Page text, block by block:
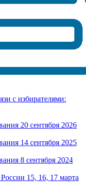
с избирателями:
20 сентября 2026
14 сентября 2025
8 сентября 2024
15, 16, 17 марта